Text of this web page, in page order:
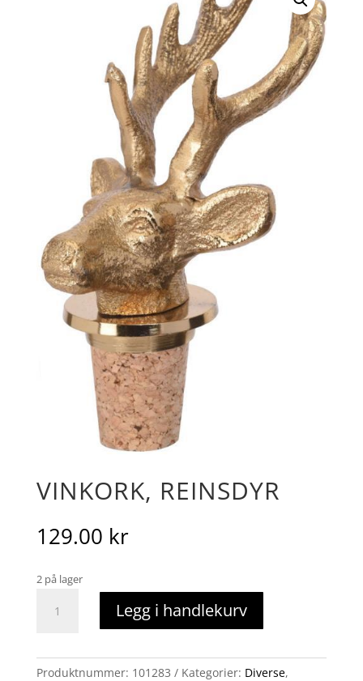
VINKORK, REINSDYR
129.00 kr
2 på lager
reinsdyr
Legg i handlekurv
Produktnummer: 101283 Kategorier: Diverse,